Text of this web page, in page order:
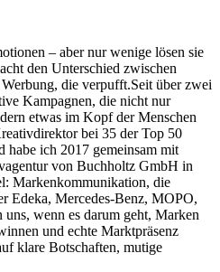
– aber nur wenige lösen sie
den Unterschied zwischen
die verpufft.Seit über zwei
Kampagnen, die nicht nur
etwas im Kopf der Menschen
bei 35 der Top 50
habe ich 2017 gemeinsam mit
von Buchholtz GmbH in
Markenkommunikation, die
Edeka, Mercedes-Benz, MOPO,
wenn es darum geht, Marken
und echte Marktpräsenz
klare Botschaften, mutige